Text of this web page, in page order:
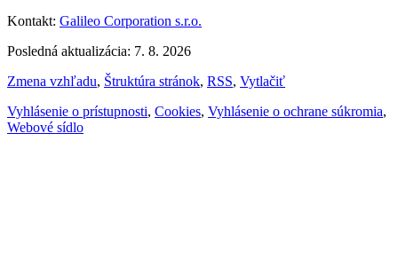
Kontakt: Galileo Corporation s.r.o.
Posledná aktualizácia: 7. 8. 2026
Zmena vzhľadu, Štruktúra stránok, RSS, Vytlačiť
Vyhlásenie o prístupnosti, Cookies, Vyhlásenie o ochrane súkromia,
Webové sídlo